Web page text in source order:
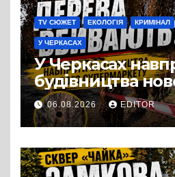
TV СЮЖЕТ ЕКОЛОГІЯ КРИМІНАЛ
У ЧЕРКАСАХ
У Черкасах
будівництва
супермаркету
проспекті
дерева. І це
можна назвати
випадковістю
06.08.2026 EDITOR